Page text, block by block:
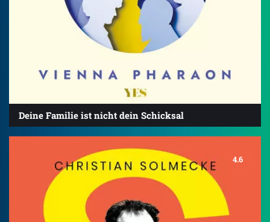
Deine Familie ist nicht dein Schicksal
4.6